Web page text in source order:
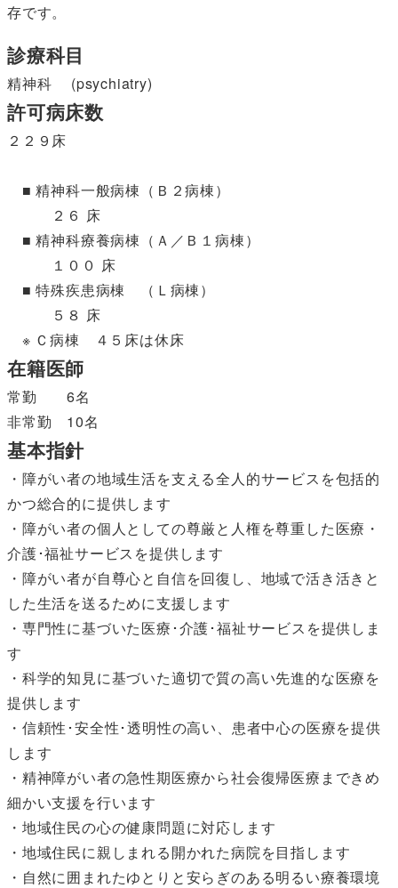
存です。
診療科目
精神科 (psychiatry)
許可病床数
２２９床
■ 精神科一般病棟（Ｂ２病棟）
２６ 床
■ 精神科療養病棟（Ａ／Ｂ１病棟）
１００ 床
■ 特殊疾患病棟 （Ｌ病棟）
５８ 床
※ Ｃ病棟 ４５床は休床
在籍医師
常勤 6名
非常勤 10名
基本指針
・障がい者の地域生活を支える全人的サービスを包括的
かつ総合的に提供します
・障がい者の個人としての尊厳と人権を尊重した医療・
介護･福祉サービスを提供します
・障がい者が自尊心と自信を回復し、地域で活き活きと
した生活を送るために支援します
・専門性に基づいた医療･介護･福祉サービスを提供しま
す
・科学的知見に基づいた適切で質の高い先進的な医療を
提供します
・信頼性･安全性･透明性の高い、患者中心の医療を提供
します
・精神障がい者の急性期医療から社会復帰医療まできめ
細かい支援を行います
・地域住民の心の健康問題に対応します
・地域住民に親しまれる開かれた病院を目指します
・自然に囲まれたゆとりと安らぎのある明るい療養環境